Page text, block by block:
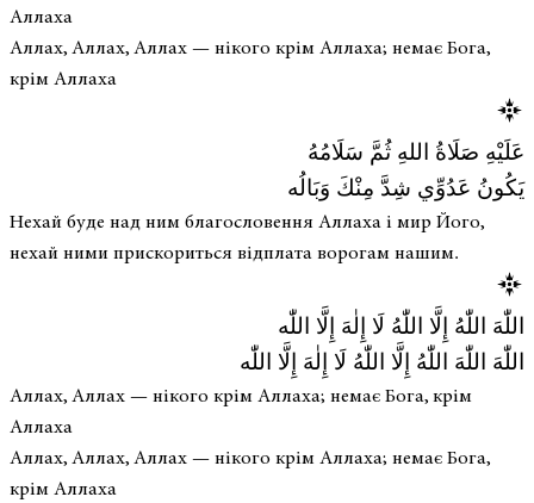
Аллаха
Аллах, Аллах, Аллах — нікого крім Аллаха; немає Бога,
крім Аллаха
عَلَيْهِ صَلَاةُ اللهِ ثُمَّ سَلَامُهُ
يَكُونُ عَدُوِّي شِدَّ مِنْكَ وَبَالُه
Нехай буде над ним благословення Аллаха і мир Його,
нехай ними прискориться відплата ворогам нашим.
اللّٰهَ اللّٰهُ إِلَّا اللّٰهُ لَا إِلٰهَ إِلَّا اللّٰه
اللّٰهَ اللّٰهَ اللّٰهُ إِلَّا اللّٰهُ لَا إِلٰهَ إِلَّا اللّٰه
Аллах, Аллах — нікого крім Аллаха; немає Бога, крім
Аллаха
Аллах, Аллах, Аллах — нікого крім Аллаха; немає Бога,
крім Аллаха